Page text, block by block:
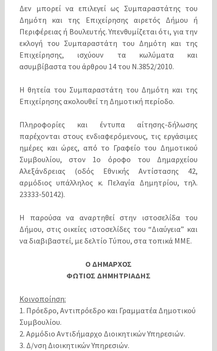
Δεν μπορεί να επιλεγεί ως Συμπαραστάτης του
Δημότη και της Επιχείρησης αιρετός Δήμου ή
Περιφέρειας ή Βουλευτής. Υπενθυμίζεται ότι, για την
εκλογή του Συμπαραστάτη του Δημότη και της
Επιχείρησης, ισχύουν τα κωλύματα και
ασυμβίβαστα του άρθρου 14 του Ν.3852/2010.
Η θητεία του Συμπαραστάτη του Δημότη και της
Επιχείρησης ακολουθεί τη Δημοτική περίοδο.
Πληροφορίες και έντυπα αίτησης-δήλωσης
παρέχονται στους ενδιαφερόμενους, τις εργάσιμες
ημέρες και ώρες, από το Γραφείο του Δημοτικού
Συμβουλίου, στον 1ο όροφο του Δημαρχείου
Αλεξάνδρειας (οδός Εθνικής Αντίστασης 42,
αρμόδιος υπάλληλος κ. Πελαγία Δημητρίου, τηλ.
23333-50142).
Η παρούσα να αναρτηθεί στην ιστοσελίδα του
Δήμου, στις οικείες ιστοσελίδες του “Διαύγεια” και
να διαβιβαστεί, με δελτίο Τύπου, στα τοπικά ΜΜΕ.
Ο ΔΗΜΑΡΧΟΣ
ΦΩΤΙΟΣ ΔΗΜΗΤΡΙΑΔΗΣ
Κοινοποίηση:
1. Πρόεδρο, Αντιπρόεδρο και Γραμματέα Δημοτικού
Συμβουλίου.
2. Αρμόδιο Αντιδήμαρχο Διοικητικών Υπηρεσιών.
3. Δ/νση Διοικητικών Υπηρεσιών.